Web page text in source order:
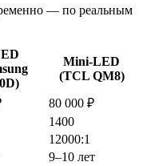
— по реальным
Mini-LED
(TCL QM8)
80 000 ₽
1400
12000:1
9–10 лет